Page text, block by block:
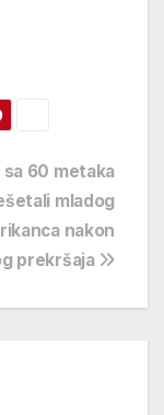
sa 60 metaka
mladog
nakon
prekršaja